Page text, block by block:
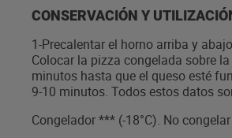
CONSERVACIÓN Y
1-Precalentar el horno arriba y
Colocar la pizza congelada sobre
minutos hasta que el queso esté
9-10 minutos. Todos estos datos
Congelador *** (-18°C). No